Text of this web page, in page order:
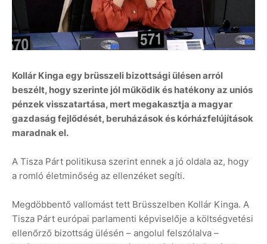
Kollár Kinga egy brüsszeli bizottsági ülésen arról
beszélt, hogy szerinte jól működik és hatékony az uniós
pénzek visszatartása, mert megakasztja a magyar
gazdaság fejlődését, beruházások és kórházfelújítások
maradnak el.
A Tisza Párt politikusa szerint ennek a jó oldala az, hogy
a romló életminőség az ellenzéket segíti.
Megdöbbentő vallomást tett Brüsszelben Kollár Kinga. A
Tisza Párt európai parlamenti képviselője a költségvetési
ellenőrző bizottság ülésén – angolul felszólalva –